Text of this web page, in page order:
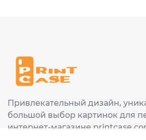
Привлекательный дизайн,
большой выбор картинок для
интернет-магазине